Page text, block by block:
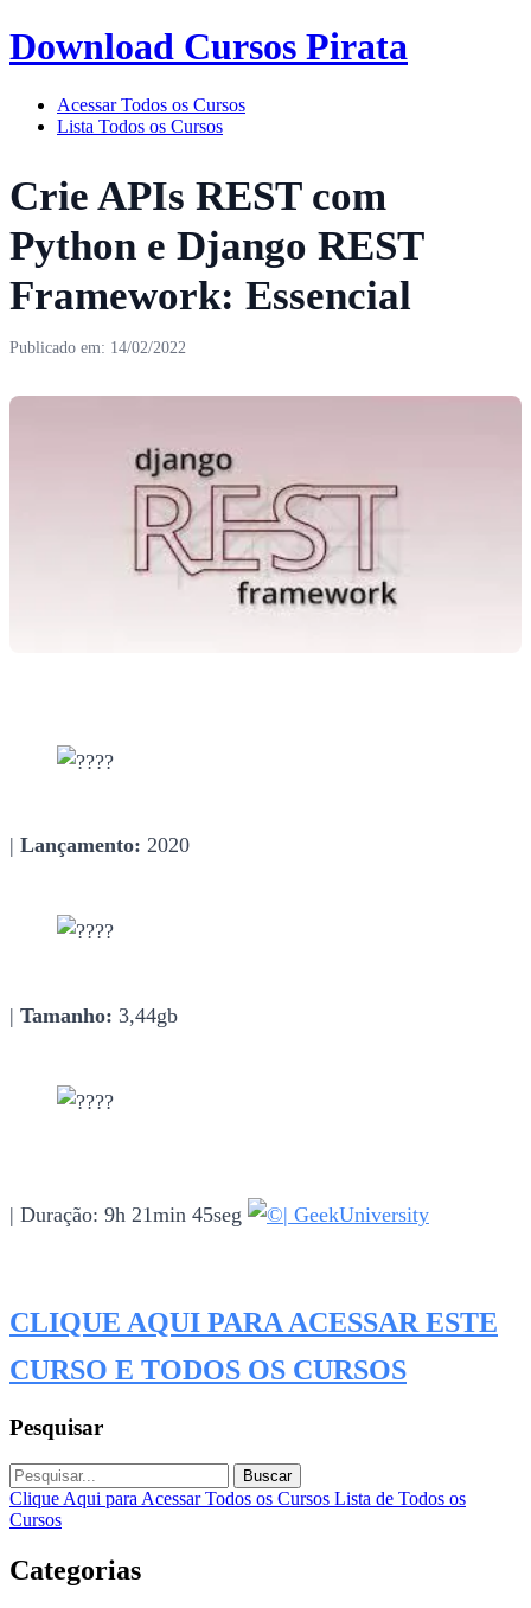
Download Cursos Pirata
Acessar Todos os Cursos
Lista Todos os Cursos
Crie APIs REST com
Python e Django REST
Framework: Essencial
Publicado em: 14/02/2022
| Lançamento: 2020
| Tamanho: 3,44gb
| Duração: 9h 21min 45seg | GeekUniversity
CLIQUE AQUI PARA ACESSAR ESTE
CURSO E TODOS OS CURSOS
Pesquisar
Buscar
Clique Aqui para Acessar Todos os Cursos Lista de Todos os
Cursos
Categorias